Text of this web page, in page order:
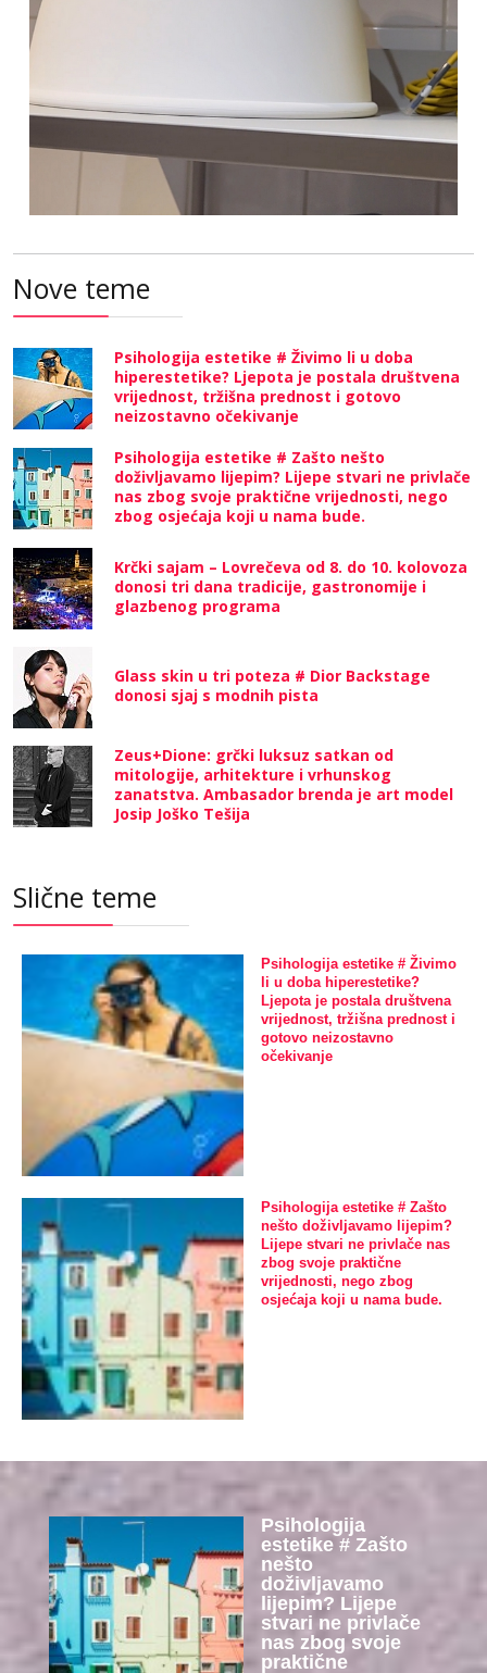
Nove teme
Psihologija estetike # Živimo li u doba
hiperestetike? Ljepota je postala društvena
vrijednost, tržišna prednost i gotovo
neizostavno očekivanje
Psihologija estetike # Zašto nešto
doživljavamo lijepim? Lijepe stvari ne privlače
nas zbog svoje praktične vrijednosti, nego
zbog osjećaja koji u nama bude.
Krčki sajam – Lovrečeva od 8. do 10. kolovoza
donosi tri dana tradicije, gastronomije i
glazbenog programa
Glass skin u tri poteza # Dior Backstage
donosi sjaj s modnih pista
Zeus+Dione: grčki luksuz satkan od
mitologije, arhitekture i vrhunskog
zanatstva. Ambasador brenda je art model
Josip Joško Tešija
Slične teme
Psihologija estetike # Živimo
li u doba hiperestetike?
Ljepota je postala društvena
vrijednost, tržišna prednost i
gotovo neizostavno
očekivanje
Psihologija estetike # Zašto
nešto doživljavamo lijepim?
Lijepe stvari ne privlače nas
zbog svoje praktične
vrijednosti, nego zbog
osjećaja koji u nama bude.
Psihologija
estetike # Zašto
nešto
doživljavamo
lijepim? Lijepe
stvari ne privlače
nas zbog svoje
praktične